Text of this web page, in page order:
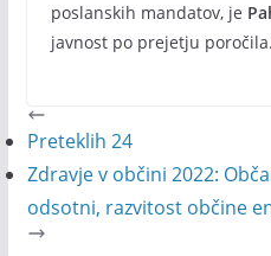
poslanskih mandatov, je
javnost po prejetju poročila.
Preteklih 24
Zdravje v občini 2022:
odsotni, razvitost občine